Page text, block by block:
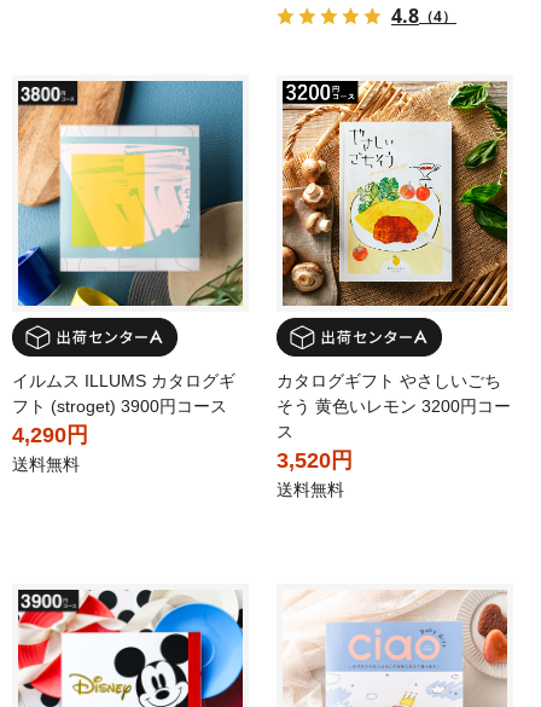
4.8 （4）
イルムス ILLUMS カタログギ
フト (stroget) 3900円コース
4,290円
送料無料
カタログギフト やさしいごち
そう 黄色いレモン 3200円コー
ス
3,520円
送料無料